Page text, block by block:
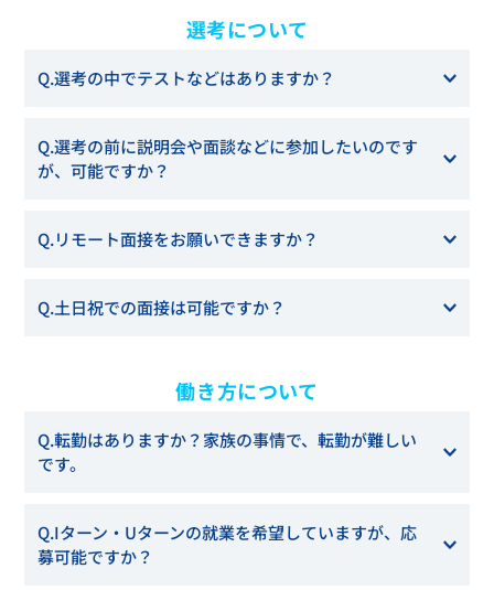
は、再応募いただいても無効とさせていただいております。
過後にご応募ください。
選考について
Q.選考の中でテストなどはありますか？
A.はい。適性検査の受検をお願いしています。 新卒採用・キ
ャリア採用では、1次通過者の皆さんに、適性検査を受検い
Q.選考の前に説明会や面談などに参加したいのです
が、可能ですか？
A.参加いただけます。
新卒採用では、開催決定後にサイト上でお知らせいたしま
Q.リモート面接をお願いできますか？
A.対応可能です。新卒採用・キャリア採用では、必ず一度は
Q.土日祝での面接は可能ですか？
平日の9:30～18:30までの間で行わせていただいておりま
働き方について
Q.転勤はありますか？家族の事情で、転勤が難しい
です。
A. 転勤は、稀にあります。メンバーの事情やご家族の状況な
ども考慮し、相談を先にさせていただいております。
Q.Iターン・Uターンの就業を希望していますが、応
募可能ですか？